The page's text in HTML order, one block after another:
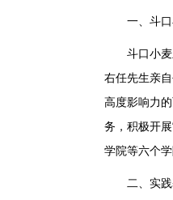
一、斗口
斗口小麦玉
右任先生亲
高度影响力
务，积极开
学院等六个
二、实践